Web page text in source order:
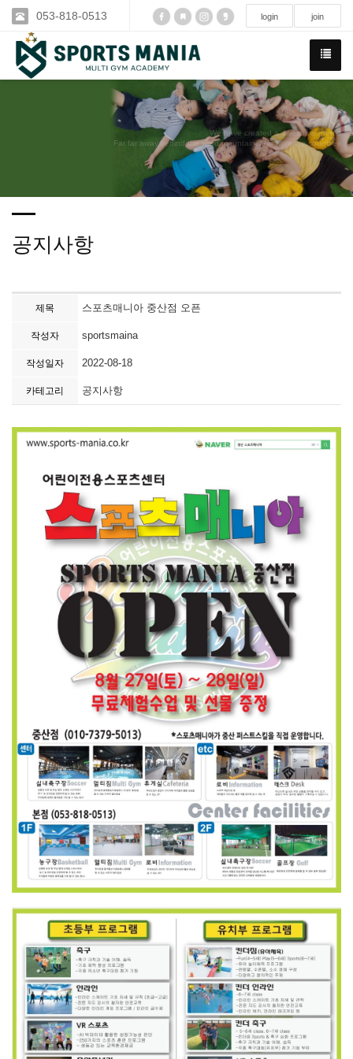
053-818-0513 login join
We have created a awesome theme
Far far away,behind the word mountains, far from the countries
공지사항
제목 스포츠매니아 중산점 오픈
작성자 sportsmaina
작성일자 2022-08-18
카테고리 공지사항